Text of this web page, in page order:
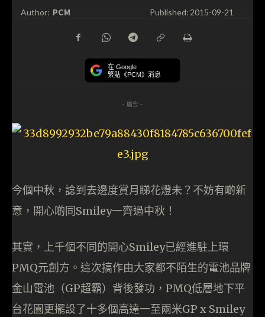
Author: PCM Published:2015-09-21
在 Google
緊貼《PCM》消息
- 廣告 -
今個中秋，諗到去邊度賞月睇花燈未？不妨有啲新
意，開心啲同Smiley一齊過中秋！
其實，上千個不同的開心Smiley已經進駐上環
PMQ元創方。這次搞作由大家都不陌生的電池品牌
金山電池（GP超霸）背後發功，PMQ低層地下平
台花園更擺設了十多個高達一至兩米GP x Smiley